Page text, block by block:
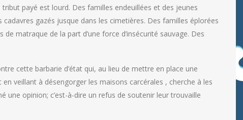
payé est lourd. Des familles endeuillées et des jeunes
gazés jusque dans les cimetières. Des familles éplorées
matraque de la part d’une force d’insécurité sauvage. Des
cette barbarie d’état qui, au lieu de mettre en place une
veillant à désengorger les maisons carcérales , cherche à les
une opinion; c’est-à-dire un refus de soutenir leur trouvaille